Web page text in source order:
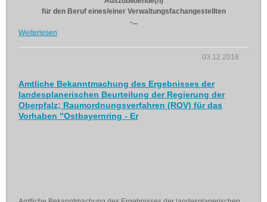
für den Beruf eines/einer Verwaltungsfachangestellten
-...
Weiterlesen
03.12.2016
Amtliche Bekanntmachung des Ergebnisses der
landesplanerischen Beurteilung der Regierung der
Oberpfalz; Raumordnungsverfahren (ROV) für das
Vorhaben "Ostbayernring - Er